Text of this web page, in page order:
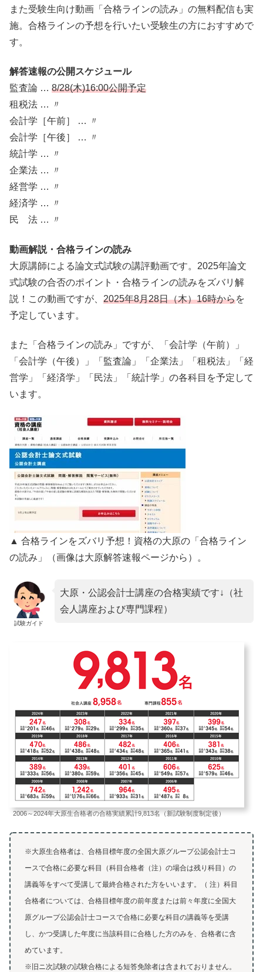
また受験生向け動画「合格ラインの読み」の無料配信も実
施。合格ラインの予想を行いたい受験生の方におすすめで
す。
解答速報の公開スケジュール
監査論 … 8/28(木)16:00公開予定
租税法 … 〃
会計学［午前］ … 〃
会計学［午後］ … 〃
統計学 … 〃
企業法 … 〃
経営学 … 〃
経済学 … 〃
民 法 … 〃
動画解説・合格ラインの読み
大原講師による論文式試験の講評動画です。2025年論文
式試験の合否のポイント・合格ラインの読みをズバリ解
説！この動画ですが、 2025年8月28日（木）16時からを
予定しています。
また「合格ラインの読み」ですが、「会計学（午前）」
「会計学（午後）」「監査論」「企業法」「租税法」「経
営学」「経済学」「民法」「統計学」の各科目を予定して
います。
▲ 合格ラインをズバリ予想！資格の大原の「合格ライン
の読み」（画像は大原解答速報ページから）。
試験ガイド
大原・公認会計士講座の合格実績です↓（社
会人講座および専門課程）
2006～2024年大原生合格者の合格実績累計9,813名（新試験制度制定後）
※大原生合格者は、合格目標年度の全国大原グループ公認会計士コ
ースで合格に必要な科目（科目合格者（注）の場合は残り科目）の
講義等をすべて受講して最終合格された方をいいます。（ 注）科目
合格者については、合格目標年度の前年度または前々年度に全国大
原グループ公認会計士コースで合格に必要な科目の講義等を受講
し、かつ受講した年度に当該科目に合格した方のみを、合格者に含
めています。
※旧ニ次試験の試験合格による短答免除者は含まれておりません。